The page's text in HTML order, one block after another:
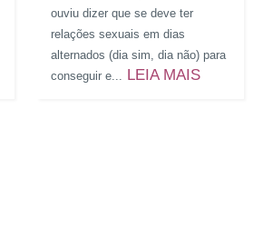
ouviu dizer que se deve ter
relações sexuais em dias
alternados (dia sim, dia não) para
conseguir e... LEIA MAIS